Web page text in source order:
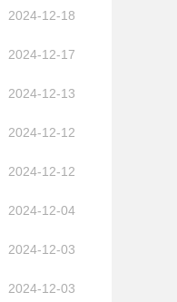
2024-12-18
2024-12-17
2024-12-13
2024-12-12
2024-12-12
2024-12-04
2024-12-03
2024-12-03